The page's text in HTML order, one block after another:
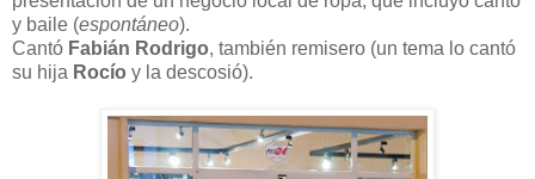
y baile (espontáneo).
Cantó Fabián Rodrigo, también remisero (un tema lo cantó
su hija Rocío y la descosió).